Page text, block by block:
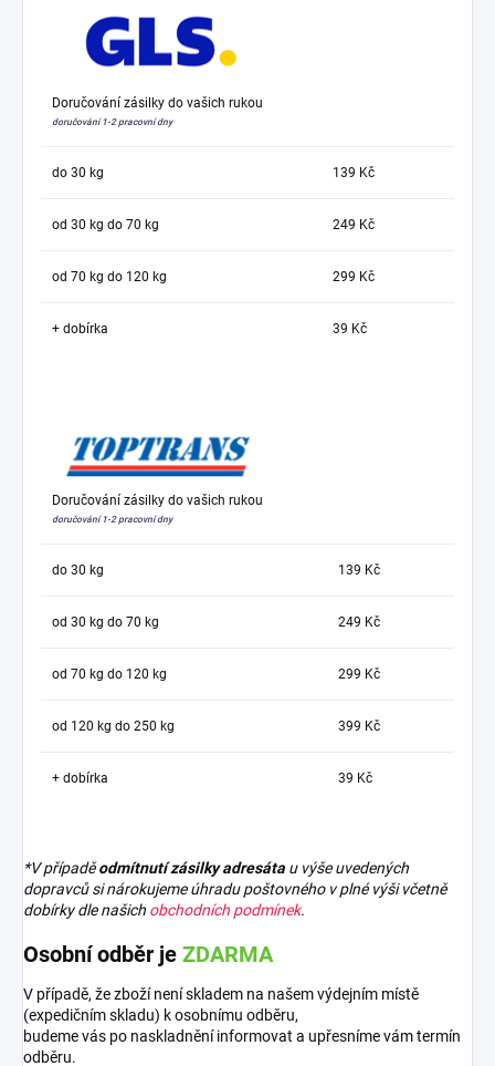
Doručování zásilky do vašich rukou
doručování 1-2 pracovní dny
do 30 kg 139 Kč
od 30 kg do 70 kg 249 Kč
od 70 kg do 120 kg 299 Kč
+ dobírka 39 Kč
Doručování zásilky do vašich rukou
doručování 1-2 pracovní dny
do 30 kg 139 Kč
od 30 kg do 70 kg 249 Kč
od 70 kg do 120 kg 299 Kč
od 120 kg do 250 kg 399 Kč
+ dobírka 39 Kč
*V případěodmítnutí zásilky adresáta u výše uvedených
dopravců si nárokujeme úhradu poštovného v plné výši včetně
dobírky dle našich obchodních podmínek.
Osobní odběr je ZDARMA
V případě, že zboží není skladem na našem výdejním místě
(expedičním skladu) k osobnímu odběru,
budeme vás po naskladnění informovat a upřesníme vám termín
odběru.